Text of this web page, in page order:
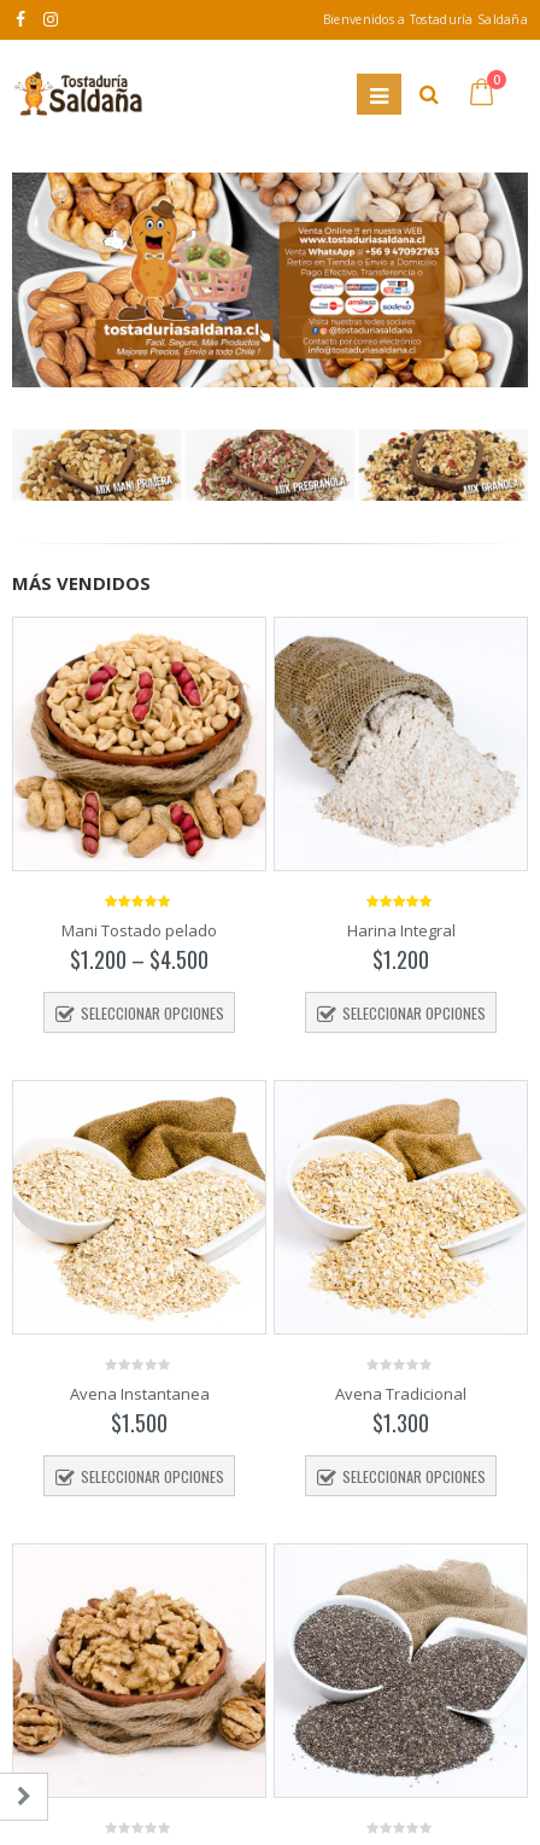
Bienvenidos a Tostaduría Saldaña
0
MÁS VENDIDOS
out
of 5
Mani Tostado pelado
$1.200 – $4.500
SELECCIONAR OPCIONES
of 5
Harina Integral
$1.200
SELECCIONAR OPCIONES
out
of
5
Avena Instantanea
$1.500
SELECCIONAR OPCIONES
out
of
5
Avena Tradicional
$1.300
SELECCIONAR OPCIONES
El aceite de coco contiene
propiedades antioxidantes, lo que
vitaminas y minerales que [...]
OCTUBRE 2, 2019 NOVIEMBRE 26, 2024